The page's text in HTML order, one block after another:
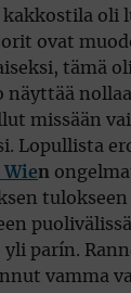
oli
ovat
tämä
näyttää
missään
Lopullista
Wien
yli parín.
vamma